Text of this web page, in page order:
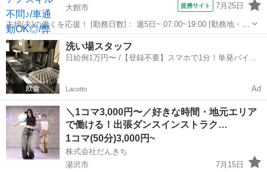
大館市
提携サイト 7月25日
主婦(夫)の働くを応援！ [勤務日数]： 週5日~ 07:00~19:00 [勤務地・最
寄駅]： 秋田県大館市中神明1-5 非公開 東大館駅徒歩1分／大館駅 [職
種名]：保育教諭・認定こども園・年間休日120日以上 ...
秋田 大館市 保育士
洗い場スタッフ
日給例1万円〜 /【登録不要】スマホで1分！単発バイト
Lacotto Ad
＼1コマ3,000円〜／好きな時間・地元エリア
で働ける！出張ダンスインストラク…
1コマ(50分)3,000円~
株式会社だんきち
湯沢市
7月15日